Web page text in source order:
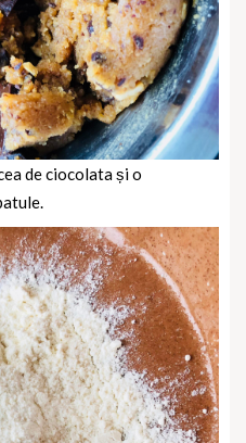
de ciocolata și o